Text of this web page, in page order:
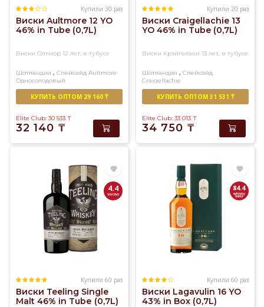
Купили 30 раз
Виски Aultmore 12 YO
46% in Tube (0,7L)
Виски Олтмор 12 лет, в тубусе
Шотландия , Спейсайд Aultmore
Односолодовый
КУПИТЬ ОПТОМ 29 160 ₸
Elite Club: 30 533 ₸
32 140 ₸
Купили 20 раз
Виски Craigellachie 13
YO 46% in Tube (0,7L)
Виски Крэйгелаки 13 лет, в тубусе
Шотландия , Спейсайд
Craigellachie
Односолодовый
КУПИТЬ ОПТОМ 31 531 ₸
Elite Club: 33 013 ₸
34 750 ₸
4.4
Купили 60 раз
Виски Teeling Single
Malt 46% in Tubе (0,7L)
84.4
Купили 60 раз
Виски Lagavulin 16 YO
43% in Box (0,7L)